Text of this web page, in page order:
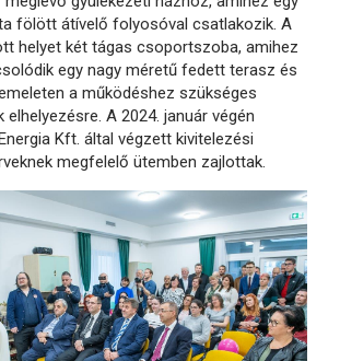
fölött átívelő folyosóval csatlakozik. A
helyet két tágas csoportszoba, amihez
egy nagy méretű fedett terasz és
a működéshez szükséges
A 2024. január végén
Kft. által végzett kivitelezési
megfelelő ütemben zajlottak.